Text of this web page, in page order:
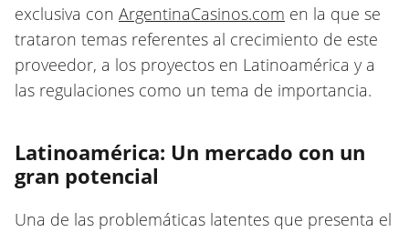
exclusiva con ArgentinaCasinos.com en la que se
trataron temas referentes al crecimiento de este
proveedor, a los proyectos en Latinoamérica y a
las regulaciones como un tema de importancia.
Latinoamérica: Un mercado con un
gran potencial
Una de las problemáticas latentes que presenta el